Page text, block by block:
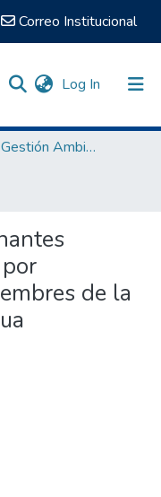
Correo Institucional
Log In (current)
Maestría en Gestión Ambiental
de la